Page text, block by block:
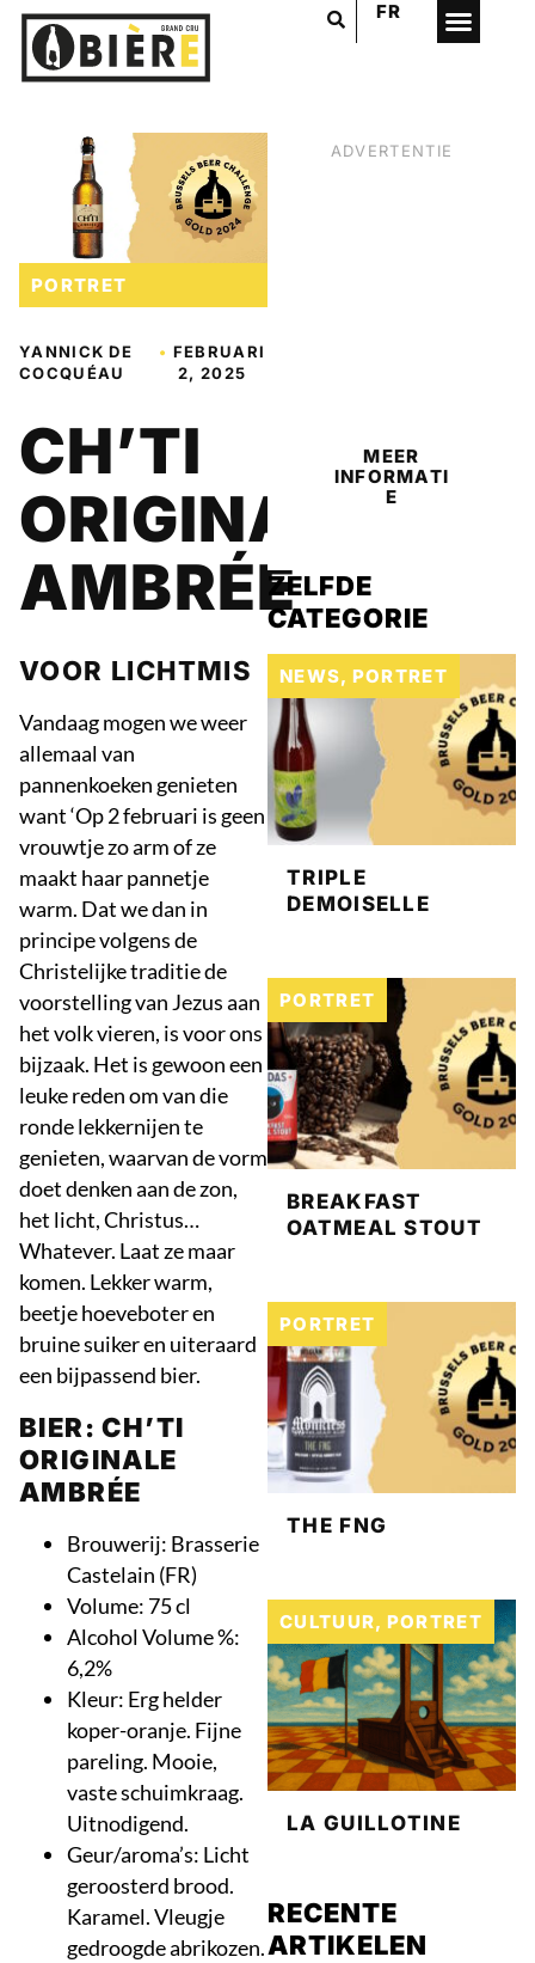
FR
PORTRET
YANNICK DE
COCQUÉAU
• FEBRUARI
2, 2025
CH’TI
ORIGINALE
AMBRÉE
VOOR LICHTMIS
Vandaag mogen we weer
allemaal van
pannenkoeken genieten
want ‘Op 2 februari is geen
vrouwtje zo arm of ze
maakt haar pannetje
warm. Dat we dan in
principe volgens de
Christelijke traditie de
voorstelling van Jezus aan
het volk vieren, is voor ons
bijzaak. Het is gewoon een
leuke reden om van die
ronde lekkernijen te
genieten, waarvan de vorm
doet denken aan de zon,
het licht, Christus…
Whatever. Laat ze maar
komen. Lekker warm,
beetje hoeveboter en
bruine suiker en uiteraard
een bijpassend bier.
BIER: CH’TI
ORIGINALE
AMBRÉE
Brouwerij: Brasserie
Castelain (FR)
Volume: 75 cl
Alcohol Volume %:
6,2%
Kleur: Erg helder
koper-oranje. Fijne
pareling. Mooie,
vaste schuimkraag.
Uitnodigend.
Geur/aroma’s: Licht
geroosterd brood.
Karamel. Vleugje
gedroogde abrikozen.
ADVERTENTIE
MEER
INFORMATI
E
ZELFDE
CATEGORIE
NEWS, PORTRET
TRIPLE
DEMOISELLE
PORTRET
BREAKFAST
OATMEAL STOUT
PORTRET
THE FNG
CULTUUR, PORTRET
LA GUILLOTINE
RECENTE
ARTIKELEN